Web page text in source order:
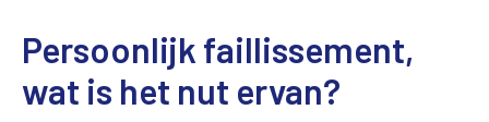
Persoonlijk faillissement,
wat is het nut ervan?